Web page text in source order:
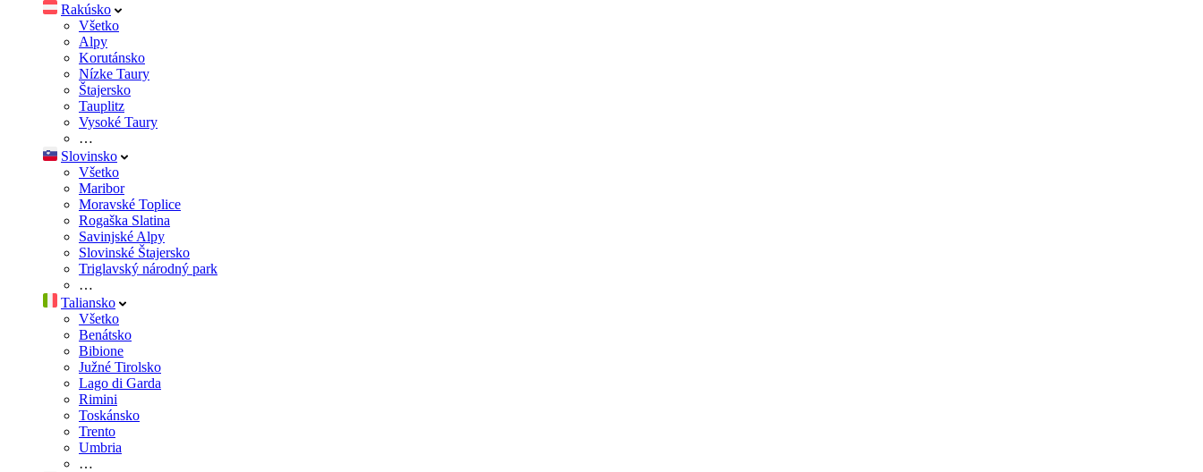
Rakúsko
Všetko
Alpy
Korutánsko
Nízke Taury
Štajersko
Tauplitz
Vysoké Taury
…
Slovinsko
Všetko
Maribor
Moravské Toplice
Rogaška Slatina
Savinjské Alpy
Slovinské Štajersko
Triglavský národný park
…
Taliansko
Všetko
Benátsko
Bibione
Južné Tirolsko
Lago di Garda
Rimini
Toskánsko
Trento
Umbria
…